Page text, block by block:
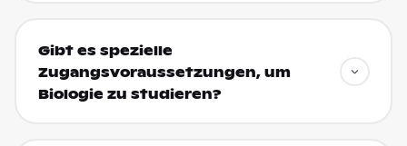
Gibt es spezielle
Zugangsvoraussetzungen, um
Biologie zu studieren?